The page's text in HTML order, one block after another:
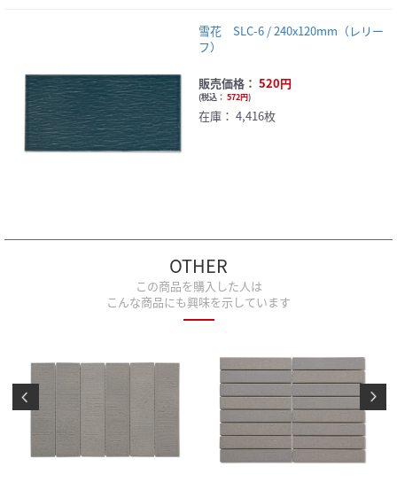
雪花 SLC-6 / 240x120mm（レリー
フ）
販売価格： 520円
(税込： 572円)
在庫： 4,416枚
OTHER
この商品を購入した人は
こんな商品にも興味を示しています